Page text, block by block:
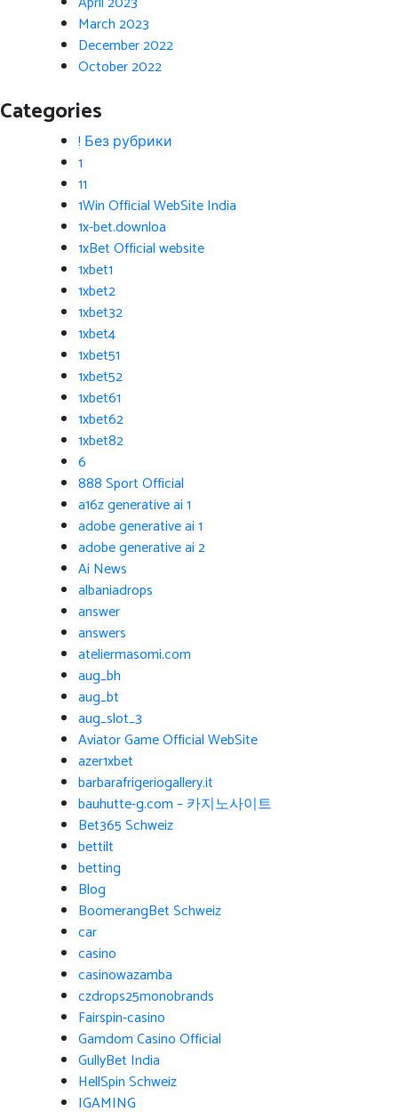
March 2023
December 2022
October 2022
Categories
! Без рубрики
1
11
1Win Official WebSite India
1x-bet.downloa
1xBet Official website
1xbet1
1xbet2
1xbet32
1xbet4
1xbet51
1xbet52
1xbet61
1xbet62
1xbet82
6
888 Sport Official
a16z generative ai 1
adobe generative ai 1
adobe generative ai 2
Ai News
albaniadrops
answer
answers
ateliermasomi.com
aug_bh
aug_bt
aug_slot_3
Aviator Game Official WebSite
azer1xbet
barbarafrigeriogallery.it
bauhutte-g.com – 카지노사이트
Bet365 Schweiz
bettilt
betting
Blog
BoomerangBet Schweiz
car
casino
casinowazamba
czdrops25monobrands
Fairspin-casino
Gamdom Casino Official
GullyBet India
HellSpin Schweiz
IGAMING